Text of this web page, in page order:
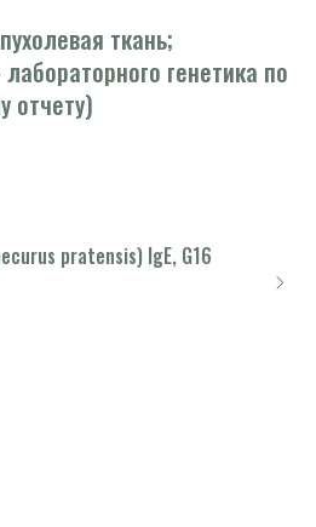
ткань;
генетика по
отчету)
pratensis) IgE, G16